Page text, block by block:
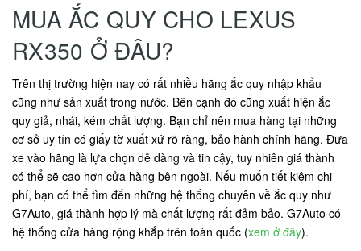
MUA ẮC QUY CHO LEXUS
RX350 Ở ĐÂU?
Trên thị trường hiện nay có rất nhiều hãng ắc quy nhập khẩu
cũng như sản xuất trong nước. Bên cạnh đó cũng xuất hiện ắc
quy giả, nhái, kém chất lượng. Bạn chỉ nên mua hàng tại những
cơ sở uy tín có giấy tờ xuất xứ rõ ràng, bảo hành chính hãng. Đưa
xe vào hãng là lựa chọn dễ dàng và tin cậy, tuy nhiên giá thành
có thể sẽ cao hơn cửa hàng bên ngoài. Nếu muốn tiết kiệm chi
phí, bạn có thể tìm đến những hệ thống chuyên về ắc quy như
G7Auto, giá thành hợp lý mà chất lượng rất đảm bảo. G7Auto có
hệ thống cửa hàng rộng khắp trên toàn quốc (xem ở đây).